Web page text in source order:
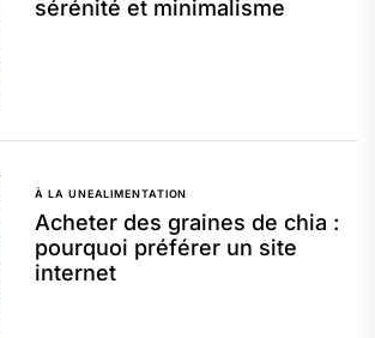
sérénité et minimalisme
À LA UNEALIMENTATION
Acheter des graines de chia :
pourquoi préférer un site
internet